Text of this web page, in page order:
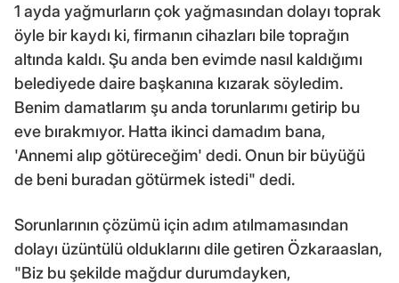
1 ayda yağmurların çok yağmasından dolayı toprak
öyle bir kaydı ki, firmanın cihazları bile toprağın
altında kaldı. Şu anda ben evimde nasıl kaldığımı
belediyede daire başkanına kızarak söyledim.
Benim damatlarım şu anda torunlarımı getirip bu
eve bırakmıyor. Hatta ikinci damadım bana,
'Annemi alıp götüreceğim' dedi. Onun bir büyüğü
de beni buradan götürmek istedi" dedi.
Sorunlarının çözümü için adım atılmamasından
dolayı üzüntülü olduklarını dile getiren Özkaraaslan,
"Biz bu şekilde mağdur durumdayken,